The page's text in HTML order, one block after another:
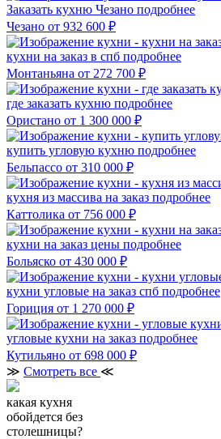
Заказать кухню Чезано подробнее
Чезано от 932 600 ₽
кухни на заказ в спб подробнее
Монтаньяна от 272 700 ₽
где заказать кухню подробнее
Ористано от 1 300 000 ₽
купить угловую кухню подробнее
Бельпассо от 310 000 ₽
кухня из массива на заказ подробнее
Каттолика от 756 000 ₽
кухни на заказ цены подробнее
Больяско от 430 000 ₽
кухни угловые на заказ спб подробнее
Гориция от 1 270 000 ₽
угловые кухни на заказ подробнее
Кутильяно от 698 000 ₽
≫ Смотреть все ≪
какая кухня
обойдется без
столешницы?